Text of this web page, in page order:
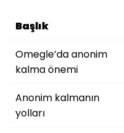
Başlık
Omegle’da anonim
kalma önemi
Anonim kalmanın
yolları